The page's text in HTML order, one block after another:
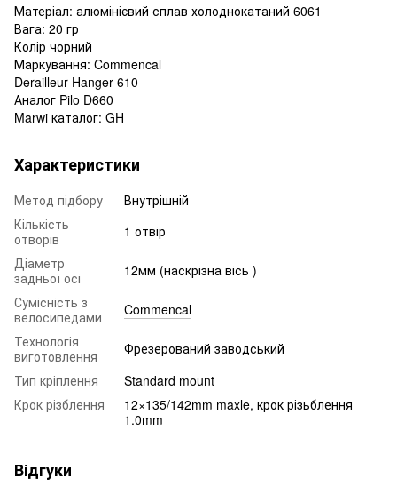
Матеріал: алюмінієвий сплав холоднокатаний 6061
Вага: 20 гр
Колір чорний
Маркування: Commencal
Derailleur Hanger 610
Аналог Pilo D660
Marwi каталог: GH
Характеристики
Метод підбору
Внутрішній
Кількість
отворів
1 отвір
Діаметр
задньої осі
12мм (наскрізна вісь )
Сумісність з
велосипедами
Commencal
Технологія
виготовлення
Фрезерований заводський
Тип кріплення
Standard mount
Крок різблення
12×135/142mm maxle, крок різьблення
1.0mm
Відгуки